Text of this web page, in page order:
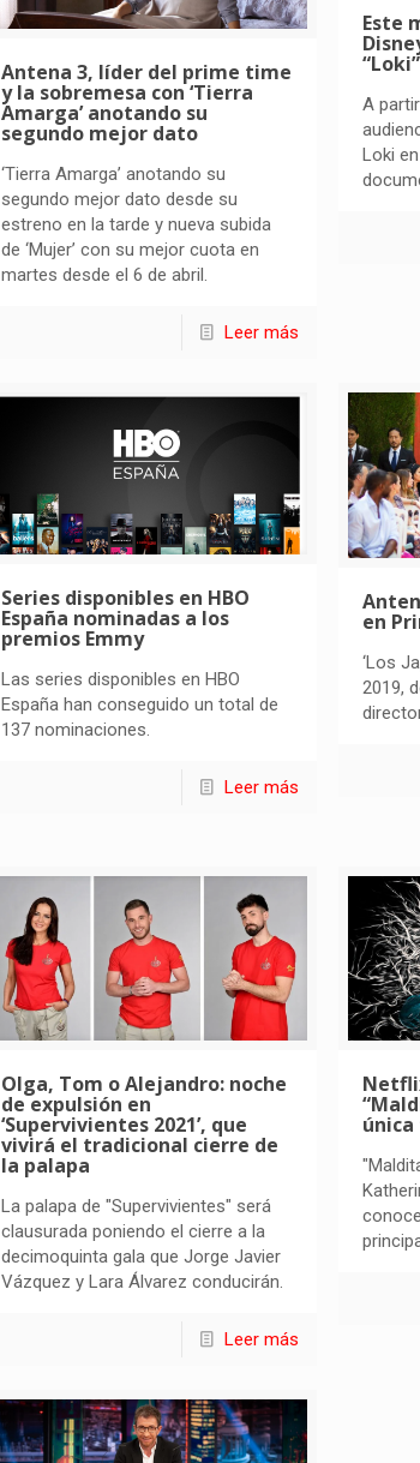
Antena 3, líder del prime time
y la sobremesa con ‘Tierra
Amarga’ anotando su
segundo mejor dato
‘Tierra Amarga’ anotando su
segundo mejor dato desde su
estreno en la tarde y nueva subida
de ‘Mujer’ con su mejor cuota en
martes desde el 6 de abril.
Leer más
Este
A
Loki
Series disponibles en HBO
España nominadas a los
premios Emmy
Las series disponibles en HBO
España han conseguido un total de
137 nominaciones.
Leer más
en
‘Los
2019,
Olga, Tom o Alejandro: noche
de expulsión en
‘Supervivientes 2021’, que
vivirá el tradicional cierre de
la palapa
La palapa de "Supervivientes" será
clausurada poniendo el cierre a la
decimoquinta gala que Jorge Javier
Vázquez y Lara Álvarez conducirán.
Leer más